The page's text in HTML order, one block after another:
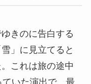
きのに告白する
」に見立てると
これは旅の途中